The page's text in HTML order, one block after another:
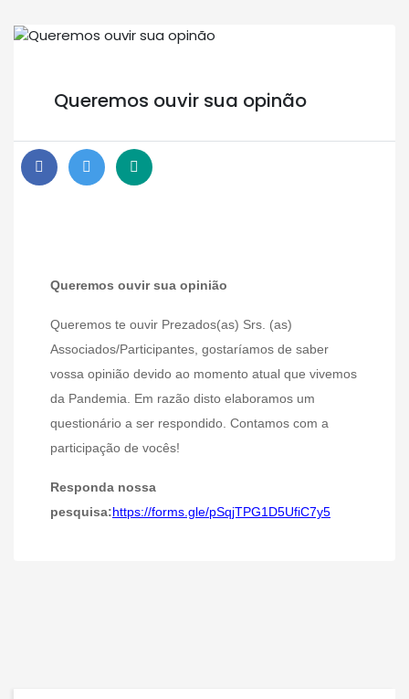
Queremos ouvir sua opinão
Queremos ouvir sua opinião
Queremos te ouvir Prezados(as) Srs. (as)
Associados/Participantes, gostaríamos de saber
vossa opinião devido ao momento atual que vivemos
da Pandemia. Em razão disto elaboramos um
questionário a ser respondido. Contamos com a
participação de vocês!
Responda nossa
pesquisa:https://forms.gle/pSqjTPG1D5UfiC7y5